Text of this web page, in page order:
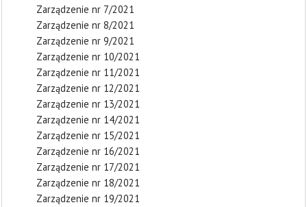
Zarządzenie nr 7/2021
Zarządzenie nr 8/2021
Zarządzenie nr 9/2021
Zarządzenie nr 10/2021
Zarządzenie nr 11/2021
Zarządzenie nr 12/2021
Zarządzenie nr 13/2021
Zarządzenie nr 14/2021
Zarządzenie nr 15/2021
Zarządzenie nr 16/2021
Zarządzenie nr 17/2021
Zarządzenie nr 18/2021
Zarządzenie nr 19/2021